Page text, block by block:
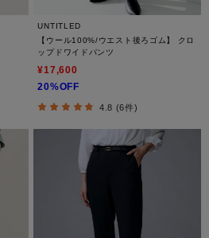
UNTITLED
【ウール100%/ウエスト後ろゴム】 クロ
ップドワイドパンツ
¥17,600
20%OFF
4.8 (6件)